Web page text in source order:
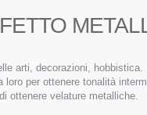
arti, decorazioni, hobbistica.
per ottenere tonalità
ottenere velature metalliche.